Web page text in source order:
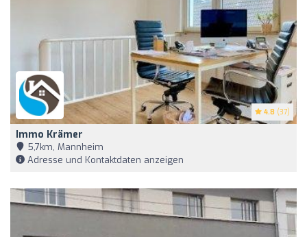
4.8 (37)
Immo Krämer
5,7km, Mannheim
Adresse und Kontaktdaten anzeigen